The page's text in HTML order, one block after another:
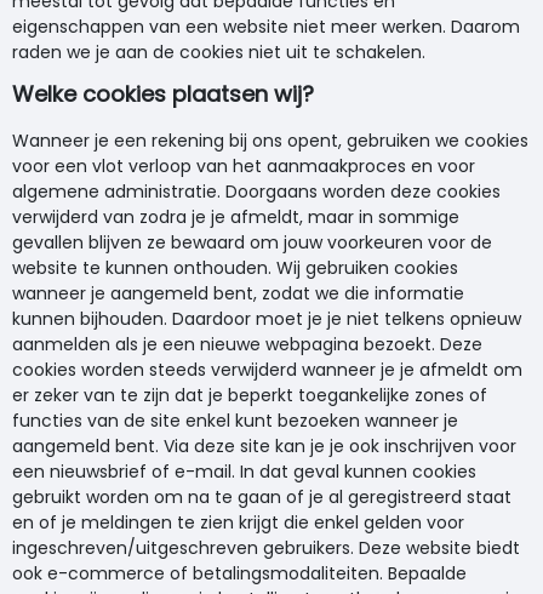
eigenschappen van een website niet meer werken. Daarom
raden we je aan de cookies niet uit te schakelen.
Welke cookies plaatsen wij?
Wanneer je een rekening bij ons opent, gebruiken we cookies
voor een vlot verloop van het aanmaakproces en voor
algemene administratie. Doorgaans worden deze cookies
verwijderd van zodra je je afmeldt, maar in sommige
gevallen blijven ze bewaard om jouw voorkeuren voor de
website te kunnen onthouden. Wij gebruiken cookies
wanneer je aangemeld bent, zodat we die informatie
kunnen bijhouden. Daardoor moet je je niet telkens opnieuw
aanmelden als je een nieuwe webpagina bezoekt. Deze
cookies worden steeds verwijderd wanneer je je afmeldt om
er zeker van te zijn dat je beperkt toegankelijke zones of
functies van de site enkel kunt bezoeken wanneer je
aangemeld bent. Via deze site kan je je ook inschrijven voor
een nieuwsbrief of e-mail. In dat geval kunnen cookies
gebruikt worden om na te gaan of je al geregistreerd staat
en of je meldingen te zien krijgt die enkel gelden voor
ingeschreven/uitgeschreven gebruikers. Deze website biedt
ook e-commerce of betalingsmodaliteiten. Bepaalde